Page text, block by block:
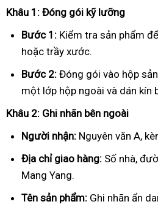
Khâu 1: Đóng gói kỹ lưỡng
Bước 1: Kiểm tra sản phẩm
hoặc trầy xước.
Bước 2: Đóng gói vào hộp
một lớp hộp ngoài và dán kín
Khâu 2: Ghi nhãn bên ngoài
Người nhận: Nguyên văn A,
Địa chỉ giao hàng: Số nhà,
Mang Yang.
Tên sản phẩm: Ghi nhãn ẩn